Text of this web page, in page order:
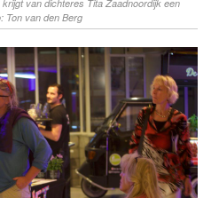
van dichteres Tita Zaadnoordijk een
Ton van den Berg